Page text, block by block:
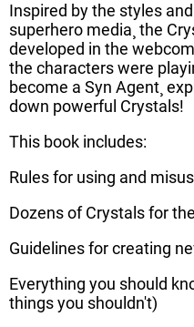
Inspired by the styles
superhero media¸ the
developed in the
the characters were
become a Syn Agent¸
down powerful Crystals!
This book includes:
Rules for using and
Dozens of Crystals for
Guidelines for creating
Everything you should
things you shouldn't)